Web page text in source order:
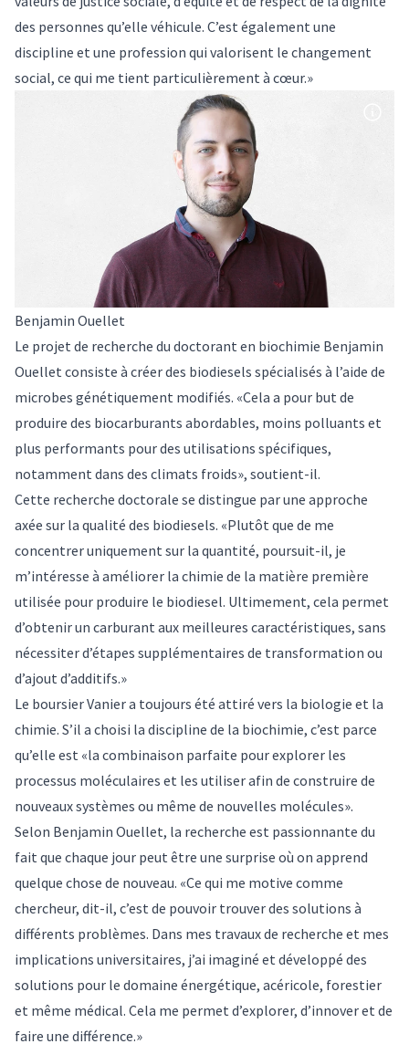
des personnes qu’elle véhicule. C’est également une
discipline et une profession qui valorisent le changement
social, ce qui me tient particulièrement à cœur.»
Benjamin Ouellet
Le projet de recherche du doctorant en biochimie Benjamin
Ouellet consiste à créer des biodiesels spécialisés à l’aide de
microbes génétiquement modifiés. «Cela a pour but de
produire des biocarburants abordables, moins polluants et
plus performants pour des utilisations spécifiques,
notamment dans des climats froids», soutient-il.
Cette recherche doctorale se distingue par une approche
axée sur la qualité des biodiesels. «Plutôt que de me
concentrer uniquement sur la quantité, poursuit-il, je
m’intéresse à améliorer la chimie de la matière première
utilisée pour produire le biodiesel. Ultimement, cela permet
d’obtenir un carburant aux meilleures caractéristiques, sans
nécessiter d’étapes supplémentaires de transformation ou
d’ajout d’additifs.»
Le boursier Vanier a toujours été attiré vers la biologie et la
chimie. S’il a choisi la discipline de la biochimie, c’est parce
qu’elle est «la combinaison parfaite pour explorer les
processus moléculaires et les utiliser afin de construire de
nouveaux systèmes ou même de nouvelles molécules».
Selon Benjamin Ouellet, la recherche est passionnante du
fait que chaque jour peut être une surprise où on apprend
quelque chose de nouveau. «Ce qui me motive comme
chercheur, dit-il, c’est de pouvoir trouver des solutions à
différents problèmes. Dans mes travaux de recherche et mes
implications universitaires, j’ai imaginé et développé des
solutions pour le domaine énergétique, acéricole, forestier
et même médical. Cela me permet d’explorer, d’innover et de
faire une différence.»